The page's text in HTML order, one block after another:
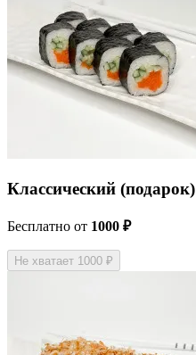
Классический (подарок)
Бесплатно от 1000 ₽
Не хватает 1000 ₽